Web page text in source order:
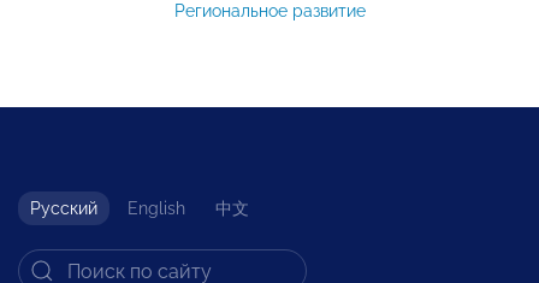
Региональное развитие
Русский English 中文